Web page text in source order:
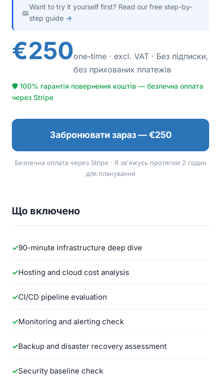
📖
Want to try it yourself first? Read our free step-by-
step guide →
€250one-time · excl. VAT · Без підписки,
без прихованих платежів
🛡 100% гарантія повернення коштів — безпечна оплата
через Stripe
Забронювати зараз — €250
Безпечна оплата через Stripe · Я зв'яжусь протягом 2 годин
для планування
Що включено
90-minute infrastructure deep dive
Hosting and cloud cost analysis
CI/CD pipeline evaluation
Monitoring and alerting check
Backup and disaster recovery assessment
Security baseline check